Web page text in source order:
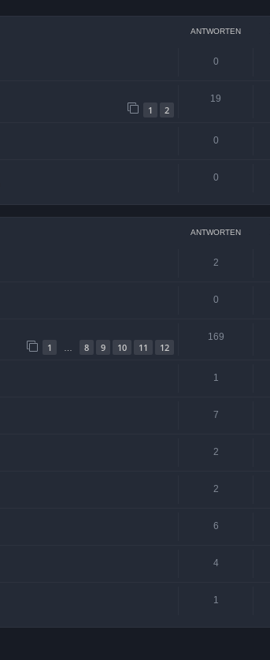
ANTWORTEN
0
1 2
19
0
0
ANTWORTEN
2
0
1 8 9 10 11 12
169
1
7
2
2
6
4
1